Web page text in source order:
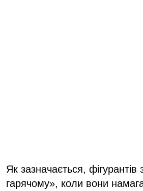
Як зазначається,
гарячому», коли вони